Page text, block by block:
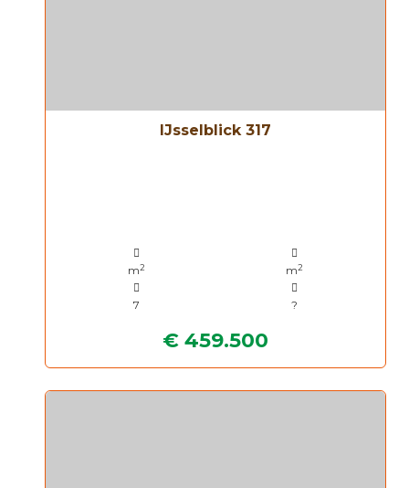
IJsselblick 317
m2 m2
7 ?
€ 459.500